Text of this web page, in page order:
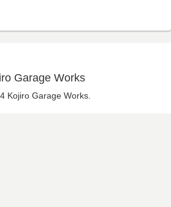
Garage Works
Kojiro Garage Works.